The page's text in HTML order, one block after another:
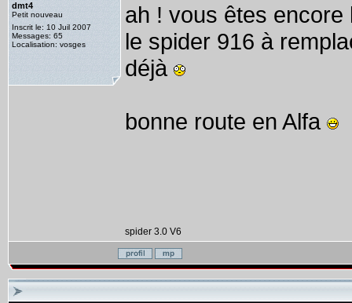
dmt4
Petit nouveau
Inscrit le: 10 Juil 2007
Messages: 65
Localisation: vosges
ah ! vous êtes
le spider 916 à
déjà
bonne route en Alfa
spider 3.0 V6